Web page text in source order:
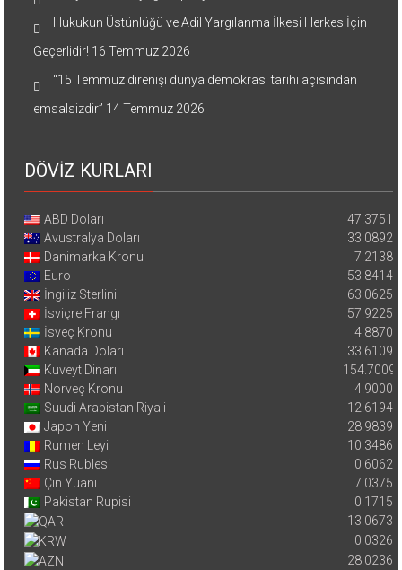
Hukukun Üstünlüğü ve Adil Yargılanma İlkesi Herkes İçin
Geçerlidir! 16 Temmuz 2026
“15 Temmuz direnişi dünya demokrasi tarihi açısından
emsalsizdir” 14 Temmuz 2026
DÖVİZ KURLARI
ABD Doları
47.3751
Avustralya Doları
33.0892
Danimarka Kronu
7.2138
Euro
53.8414
İngiliz Sterlini
63.0625
İsviçre Frangı
57.9225
İsveç Kronu
4.8870
Kanada Doları
33.6109
Kuveyt Dinarı
154.7009
Norveç Kronu
4.9000
Suudi Arabistan Riyali
12.6194
Japon Yeni
28.9839
Rumen Leyi
10.3486
Rus Rublesi
0.6062
Çin Yuanı
7.0375
Pakistan Rupisi
0.1715
13.0673
0.0326
28.0236